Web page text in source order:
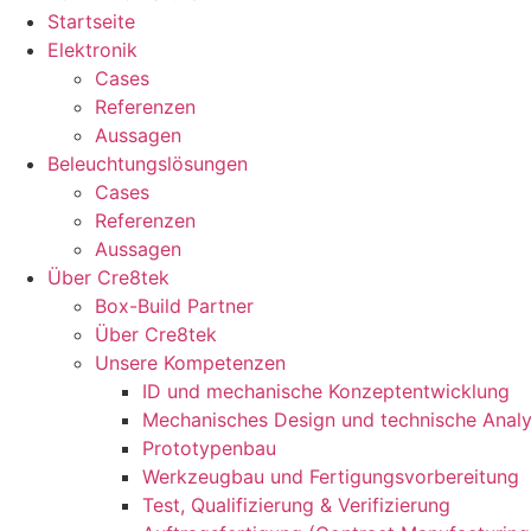
Startseite
Elektronik
Cases
Referenzen
Aussagen
Beleuchtungslösungen
Cases
Referenzen
Aussagen
Über Cre8tek
Box-Build Partner
Über Cre8tek
Unsere Kompetenzen
ID und mechanische Konzeptentwicklung
Mechanisches Design und technische
Prototypenbau
Werkzeugbau und Fertigungsvorbereitung
Test, Qualifizierung & Verifizierung